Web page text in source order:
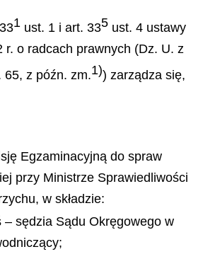
1 ust. 1 i art. 335 ust. 4 ustawy
r. o radcach prawnych (Dz. U. z
65, z późn. zm.1)) zarządza się,
Egzaminacyjną do spraw
przy Ministrze Sprawiedliwości
w składzie:
– sędzia Sądu Okręgowego w